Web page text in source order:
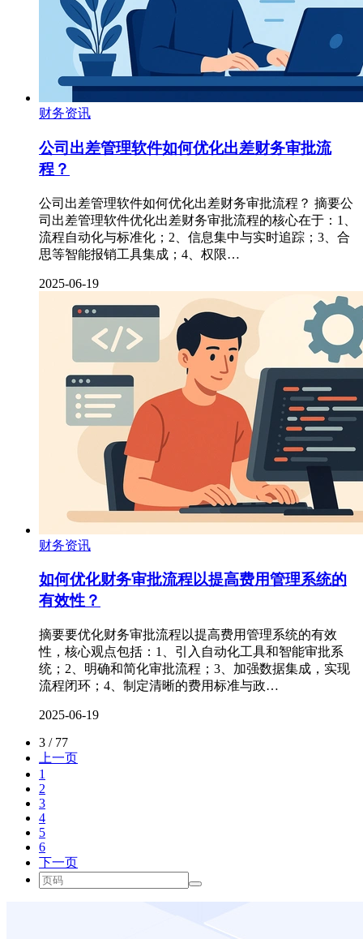
财务资讯
公司出差管理软件如何优化出差财务审批流
程？
公司出差管理软件如何优化出差财务审批流程？ 摘要公
司出差管理软件优化出差财务审批流程的核心在于：1、
流程自动化与标准化；2、信息集中与实时追踪；3、合
思等智能报销工具集成；4、权限…
2025-06-19
财务资讯
如何优化财务审批流程以提高费用管理系统的
有效性？
摘要要优化财务审批流程以提高费用管理系统的有效
性，核心观点包括：1、引入自动化工具和智能审批系
统；2、明确和简化审批流程；3、加强数据集成，实现
流程闭环；4、制定清晰的费用标准与政…
2025-06-19
3 / 77
上一页
1
2
3
4
5
6
下一页